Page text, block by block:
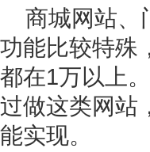
商城网站、
功能比较特殊
都在1万以上
过做这类网站
能实现。